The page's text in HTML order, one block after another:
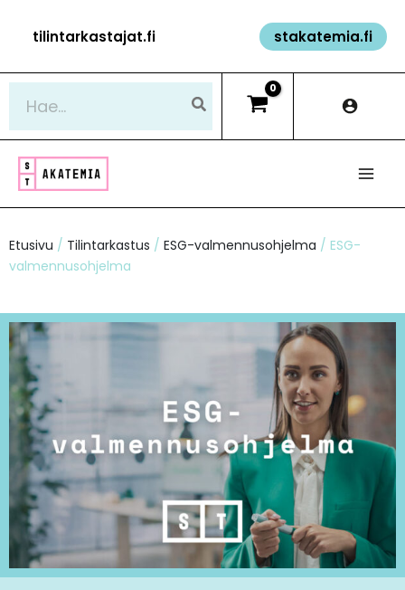
sisältöön
tilintarkastajat.fi stakatemia.fi
Etusivu / Tilintarkastus / ESG-valmennusohjelma / ESG-
valmennusohjelma